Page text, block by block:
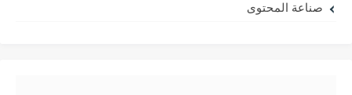
صناعة المحتوى